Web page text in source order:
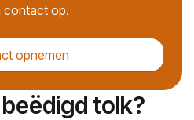
tolk?
contact op.
opnemen